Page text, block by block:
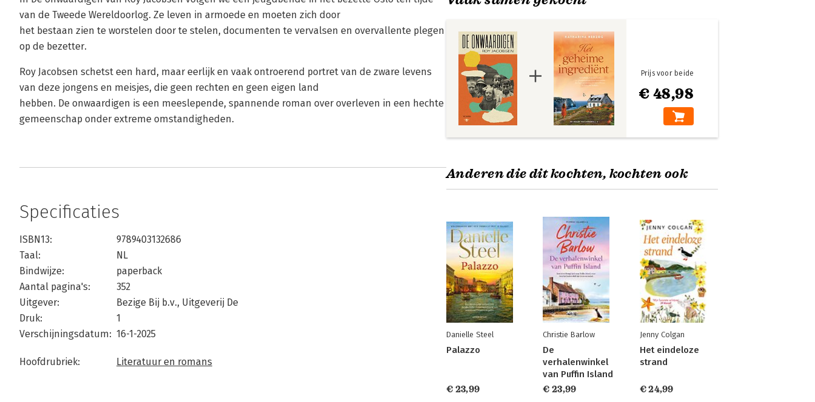
van de Tweede Wereldoorlog. Ze leven in armoede en moeten zich door
het bestaan zien te worstelen door te stelen, documenten te vervalsen en overvallente plegen
op de bezetter.
Roy Jacobsen schetst een hard, maar eerlijk en vaak ontroerend portret van de zware levens
van deze jongens en meisjes, die geen rechten en geen eigen land
hebben. De onwaardigen is een meeslepende, spannende roman over overleven in een hechte
gemeenschap onder extreme omstandigheden.
Specificaties
ISBN13:
9789403132686
Taal:
NL
Bindwijze:
paperback
Aantal pagina's:
352
Uitgever:
Bezige Bij b.v., Uitgeverij De
Druk:
1
Verschijningsdatum: 16-1-2025
Hoofdrubriek: Literatuur en romans
€ 48,98
Prijs voor beide
Anderen die dit kochten, kochten ook
Danielle Steel
Palazzo
€ 23,99
Christie Barlow
De
verhalenwinkel
van Puffin Island
€ 23,99
Jenny Colgan
Het eindeloze
strand
€ 24,99